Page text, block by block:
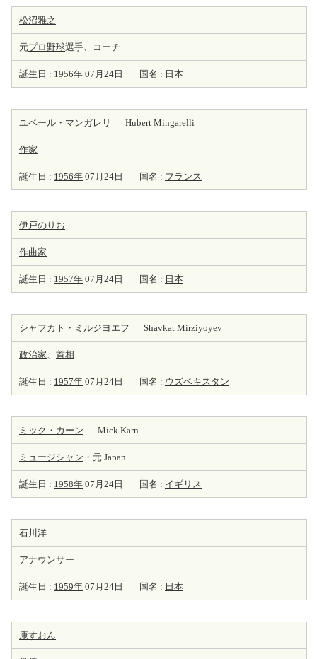
松沼雅之
元プロ野球選手、コーチ
誕生日 : 1956年 07月24日 国名 : 日本
ユベール・マンガレリ Hubert Mingarelli
作家
誕生日 : 1956年 07月24日 国名 : フランス
伊戸のりお
作曲家
誕生日 : 1957年 07月24日 国名 : 日本
シャフカト・ミルジヨエフ Shavkat Mirziyoyev
政治家、 首相
誕生日 : 1957年 07月24日 国名 : ウズベキスタン
ミック・カーン Mick Karn
ミュージシャン ・元 Japan
誕生日 : 1958年 07月24日 国名 : イギリス
石川洋
アナウンサー
誕生日 : 1959年 07月24日 国名 : 日本
康すおん